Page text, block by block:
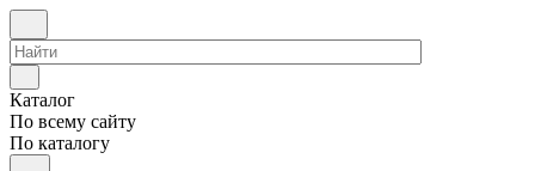
Каталог
По всему сайту
По каталогу